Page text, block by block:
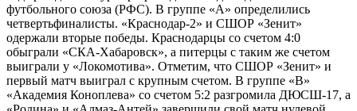
футбольного союза (РФС). В группе «А» определились
четвертьфиналисты. «Краснодар-2» и СШОР «Зенит»
одержали вторые победы. Краснодарцы со счетом 4:0
обыграли «СКА-Хабаровск», а питерцы с таким же счетом
выиграли у «Локомотива». Отметим, что СШОР «Зенит» и
первый матч выиграл с крупным счетом. В группе «B»
«Академия Коноплева» со счетом 5:2 разгромила ДЮСШ-17, а